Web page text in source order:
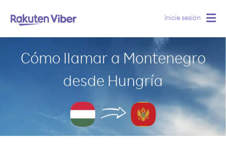
Inicie sesión
Cómo llamar a Montenegro
desde Hungría